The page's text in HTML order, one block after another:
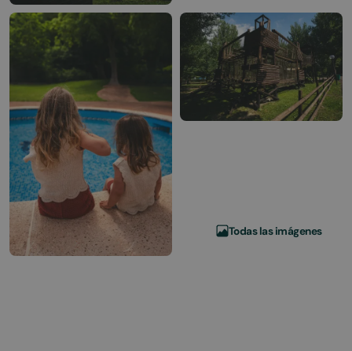
Todas las imágenes